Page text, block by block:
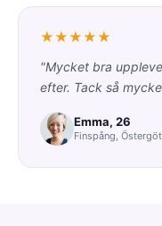
★★★★★
"Mycket bra
efter. Tack så
Emma, 26
Finspång,